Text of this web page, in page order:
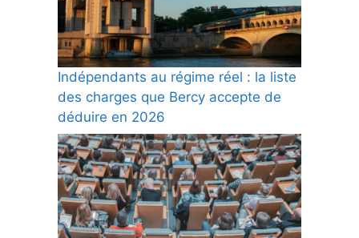
Indépendants au régime réel : la liste
des charges que Bercy accepte de
déduire en 2026